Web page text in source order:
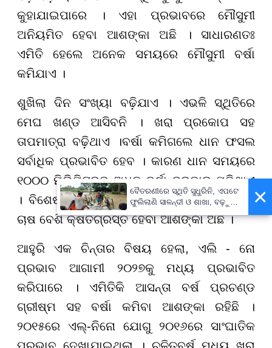
କୁହାଯାଇପାରେ । ଏହା ପ୍ରଭାବରେ ମୌସୁମୀ
ଅନିୟମିତ ହେବା ଆଶଙ୍କା ଅଛି । ସାଧାରଣତଃ
ଏମିତି ହେଲେ ଅନେକ ସମୟରେ ମୌସୁମୀ ବର୍ଷା
କମିଯାଏ ।
ଶୁଖିଲା ଦିନ ସଂଖ୍ୟା ବଢ଼ିଯାଏ । ଏଭଳି ସ୍ଥିତିରେ
ମେଘ ଖଣ୍ଡ ଆସିବନି । ଖରା ପ୍ରକୋପ ସହ
ତାପମାତ୍ରା ବଢ଼ିଥାଏ ।ବର୍ଷା କମିଗଲେ ଧାନ ଫସଲ
ସର୍ବାଧିକ ପ୍ରଭାବିତ ହେବ । କାରଣ ଧାନ ସମୟରେ
୧୦୦୦ ମିଲିମିଟରରୁ ଅଧିକ ବର୍ଷା ଦରକାର ପଡ଼ିଥାଏ
। ବିଶେଷ କରି ଢିପ ଜମି ଓ ମଝିଆଳି ଢିପ ଜମିରେ
ଚାଷ ବେଶି କ୍ଷତିଗ୍ରସ୍ତ ହେବା ଆଶଙ୍କା ଅଛି ।
ଆହୁରି ଏକ ଚିନ୍ତାର ବିଷୟ ହେଲା, ଏଲି - ନୋ
ପ୍ରଭାବ ଆଗାମୀ ୨୦୨୭କୁ ମଧ୍ୟ ପ୍ରଭାବିତ
କରିପାରେ । ଏମିତିକି ଆସନ୍ତା ବର୍ଷ ପ୍ରଚଣ୍ଡ
ଗ୍ରୀଷ୍ମ ସହ ବର୍ଷା କମିବା ଆଶଙ୍କା ରହିଛି ।
୨୦୧୫ରେ ଏଲ୍-ନିନୋ ଯୋଗୁ ୨୦୧୬ରେ ସାଂଘାତିକ
ପ୍ରଭାବ ଦେଖାଯାଇଥିଲା । ଚଳିତବର୍ଷ ମଧ୍ୟ ଖରା
×
ବୈତରଣୀରେ ସ୍ଥିତି ସୁଧୁରିନି, ଏପଟେ
ଫୁଲିଲାଣି ସାଳନ୍ଦୀ ଓ ଶାଖା, ବଢ଼ୁଛି